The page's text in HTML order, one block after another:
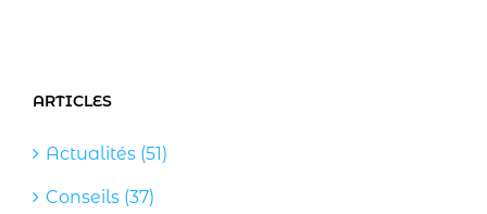
ARTICLES
Actualités (51)
Conseils (37)